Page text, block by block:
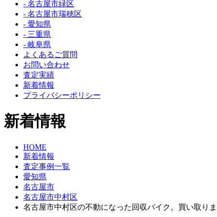
- 名古屋市緑区
- 名古屋市瑞穂区
- 愛知県
- 三重県
- 岐阜県
よくあるご質問
お問い合わせ
査定実績
新着情報
プライバシーポリシー
新着情報
HOME
新着情報
査定事例一覧
愛知県
名古屋市
名古屋市中村区
名古屋市中村区の不動になった回収バイク。買い取り